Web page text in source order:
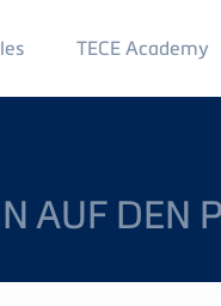
TECE Academy
AUF DEN